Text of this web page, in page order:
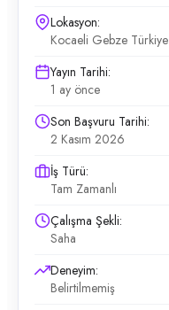
Lokasyon:
Kocaeli Gebze Türkiye
Yayın Tarihi:
1 ay önce
Son Başvuru Tarihi:
2 Kasım 2026
İş Türü:
Tam Zamanlı
Çalışma Şekli:
Saha
Deneyim:
Belirtilmemiş